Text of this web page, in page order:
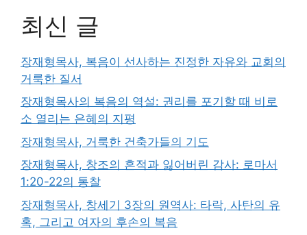
최신 글
장재형목사, 복음이 선사하는 진정한 자유와 교회의
거룩한 질서
장재형목사의 복음의 역설: 권리를 포기할 때 비로
소 열리는 은혜의 지평
장재형목사, 거룩한 건축가들의 기도
장재형목사, 창조의 흔적과 잃어버린 감사: 로마서
1:20-22의 통찰
장재형목사, 창세기 3장의 원역사: 타락, 사탄의 유
혹, 그리고 여자의 후손의 복음